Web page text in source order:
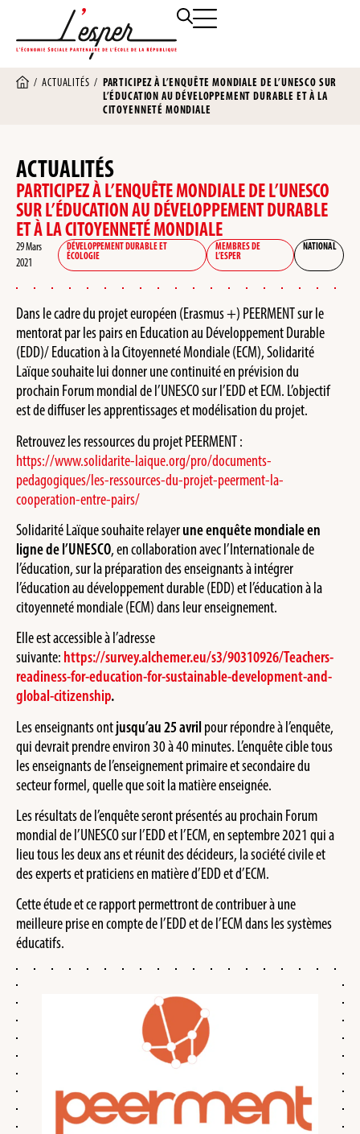
/ACTUALITÉS / PARTICIPEZ À L’ENQUÊTE MONDIALE DE L’UNESCO SUR
L’ÉDUCATION AU DÉVELOPPEMENT DURABLE ET À LA
CITOYENNETÉ MONDIALE
ACTUALITÉS
PARTICIPEZ À L’ENQUÊTE MONDIALE DE L’UNESCO
SUR L’ÉDUCATION AU DÉVELOPPEMENT DURABLE
ET À LA CITOYENNETÉ MONDIALE
29 Mars
2021
DÉVELOPPEMENT DURABLE ET
ÉCOLOGIE
MEMBRES DE
L’ESPER
NATIONAL
Dans le cadre du projet européen (Erasmus +) PEERMENT sur le
mentorat par les pairs en Education au Développement Durable
(EDD)/ Education à la Citoyenneté Mondiale (ECM), Solidarité
Laïque souhaite lui donner une continuité en prévision du
prochain Forum mondial de l’UNESCO sur l’EDD et ECM. L’objectif
est de diffuser les apprentissages et modélisation du projet.
Retrouvez les ressources du projet PEERMENT :
https://www.solidarite-laique.org/pro/documents-
pedagogiques/les-ressources-du-projet-peerment-la-
cooperation-entre-pairs/
Solidarité Laïque souhaite relayerune enquête mondiale en
ligne de l’UNESCO, en collaboration avec l’Internationale de
l’éducation, sur la préparation des enseignants à intégrer
l’éducation au développement durable (EDD) et l’éducation à la
citoyenneté mondiale (ECM) dans leur enseignement.
Elle est accessible à l’adresse
suivante: https://survey.alchemer.eu/s3/90310926/Teachers-
readiness-for-education-for-sustainable-development-and-
global-citizenship.
Les enseignants ontjusqu’au 25 avrilpour répondre à l’enquête,
qui devrait prendre environ 30 à 40 minutes. L’enquête cible tous
les enseignants de l’enseignement primaire et secondaire du
secteur formel, quelle que soit la matière enseignée.
Les résultats de l’enquête seront présentés au prochain Forum
mondial de l’UNESCO sur l’EDD et l’ECM, en septembre 2021 qui a
lieu tous les deux ans et réunit des décideurs, la société civile et
des experts et praticiens en matière d’EDD et d’ECM.
Cette étude et ce rapport permettront de contribuer à une
meilleure prise en compte de l’EDD et de l’ECM dans les systèmes
éducatifs.